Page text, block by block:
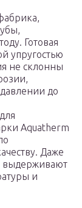
Готовая
упругостью
не склонны
до
Aquatherm
Даже
выдерживают
и